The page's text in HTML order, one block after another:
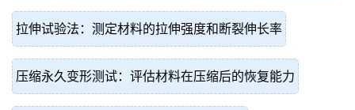
拉伸试验法：测定材料的拉伸强度和断裂伸长率
压缩永久变形测试：评估材料在压缩后的恢复能力